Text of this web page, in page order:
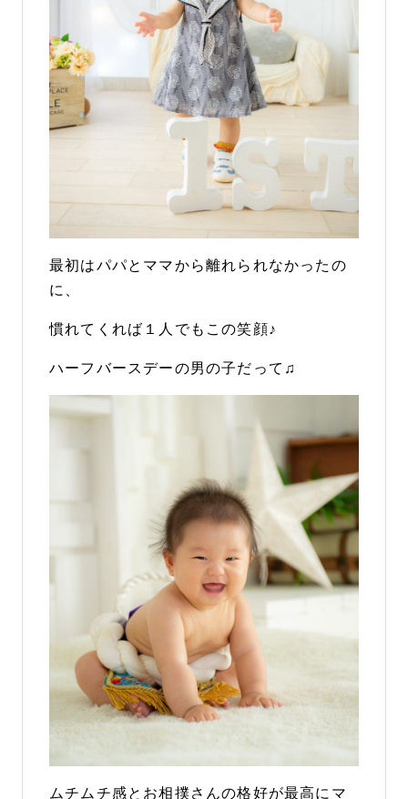
最初はパパとママから離れられなかったの
に、
慣れてくれば１人でもこの笑顔♪
ハーフバースデーの男の子だって♫
ムチムチ感とお相撲さんの格好が最高にマ